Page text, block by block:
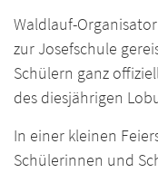
Waldlauf-
zur Josefschule
Schülern ganz
des diesjährigen
In einer kleinen
Schülerinnen und